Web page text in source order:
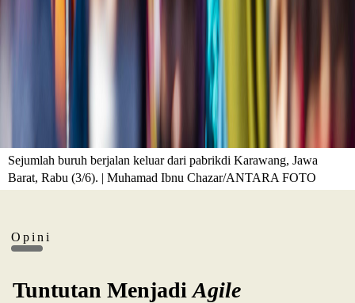
Sejumlah buruh berjalan keluar dari pabrikdi Karawang, Jawa
Barat, Rabu (3/6). | Muhamad Ibnu Chazar/ANTARA FOTO
Opini
Tuntutan MenjadiAgile